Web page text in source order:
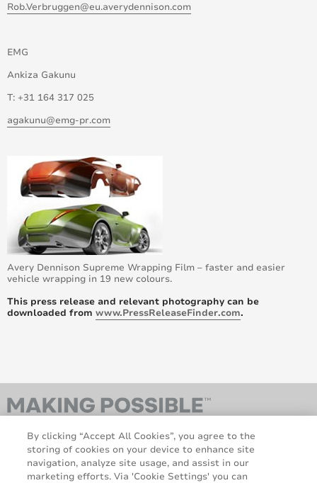
Rob.Verbruggen@eu.averydennison.com
EMG
Ankiza Gakunu
T: +31 164 317 025
agakunu@emg-pr.com
Avery Dennison Supreme Wrapping Film – faster and easier
vehicle wrapping in 19 new colours.
This press release and relevant photography can be
downloaded from www.PressReleaseFinder.com.
By clicking “Accept All Cookies”, you agree to the
storing of cookies on your device to enhance site
navigation, analyze site usage, and assist in our
marketing efforts. Via 'Cookie Settings' you can